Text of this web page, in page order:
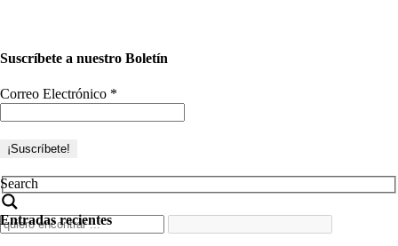
Suscríbete a nuestro Boletín
Correo Electrónico *
Search
Entradas recientes